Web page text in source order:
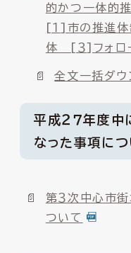
的かつ一体的
[１]市の推進
体 [３]フォロ
全文一括ダウ
平成２７年度中
なった事項につ
第３次中心市
ついて